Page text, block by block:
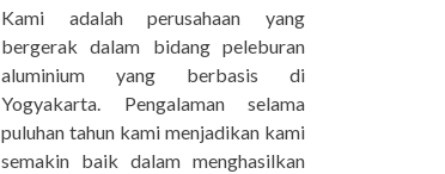
Kami adalah perusahaan yang
bergerak dalam bidang peleburan
aluminium yang berbasis di
Yogyakarta. Pengalaman selama
puluhan tahun kami menjadikan kami
semakin baik dalam menghasilkan